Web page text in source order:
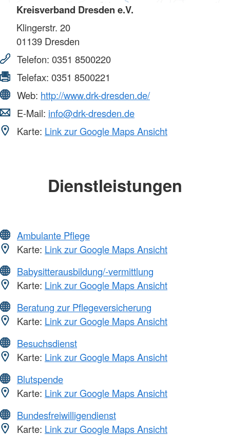
Kreisverband Dresden e.V.
Klingerstr. 20
01139 Dresden
Telefon: 0351 8500220
Telefax: 0351 8500221
Web: http://www.drk-dresden.de/
E-Mail: info@drk-dresden.de
Karte: Link zur Google Maps Ansicht
Dienstleistungen
Ambulante Pflege
Karte: Link zur Google Maps Ansicht
Babysitterausbildung/-vermittlung
Karte: Link zur Google Maps Ansicht
Beratung zur Pflegeversicherung
Karte: Link zur Google Maps Ansicht
Besuchsdienst
Karte: Link zur Google Maps Ansicht
Blutspende
Karte: Link zur Google Maps Ansicht
Bundesfreiwilligendienst
Karte: Link zur Google Maps Ansicht